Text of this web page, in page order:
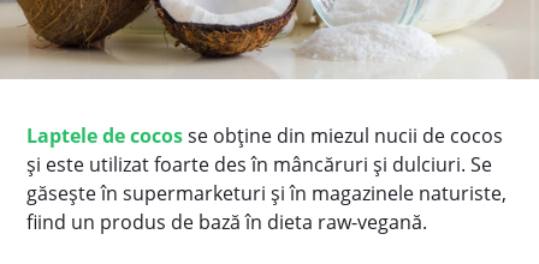
Laptele de cocosse obţine din miezul nucii de cocos
şi este utilizat foarte des în mâncăruri şi dulciuri. Se
găseşte în supermarketuri şi în magazinele naturiste,
fiind un produs de bază în dieta raw-vegană.